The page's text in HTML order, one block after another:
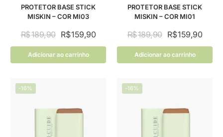
PROTETOR BASE STICK
MISKIN – COR MI03
R$189,90 R$159,90
Adicionar ao carrinho
PROTETOR BASE STICK
MISKIN – COR MI01
R$189,90 R$159,90
Adicionar ao carrinho
-16% -16%